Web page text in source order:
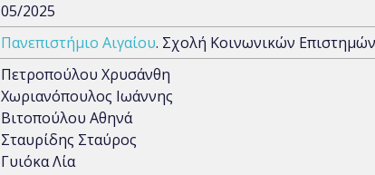
05/2025
Πανεπιστήμιο Αιγαίου. Σχολή Κοινωνικών
Πετροπούλου Χρυσάνθη
Χωριανόπουλος Ιωάννης
Βιτοπούλου Αθηνά
Σταυρίδης Σταύρος
Γυιόκα Λία